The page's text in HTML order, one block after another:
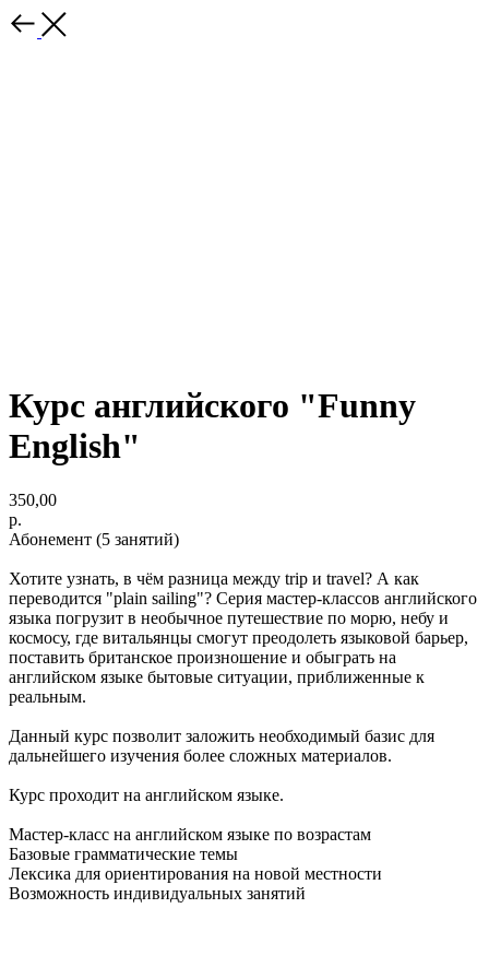
Курс английского "Funny
English"
350,00
р.
Абонемент (5 занятий)
Хотите узнать, в чём разница между trip и travel? А как
переводится "plain sailing"? Серия мастер-классов английского
языка погрузит в необычное путешествие по морю, небу и
космосу, где витальянцы смогут преодолеть языковой барьер,
поставить британское произношение и обыграть на
английском языке бытовые ситуации, приближенные к
реальным.
Данный курс позволит заложить необходимый базис для
дальнейшего изучения более сложных материалов.
Курс проходит на английском языке.
Мастер-класс на английском языке по возрастам
Базовые грамматические темы
Лексика для ориентирования на новой местности
Возможность индивидуальных занятий